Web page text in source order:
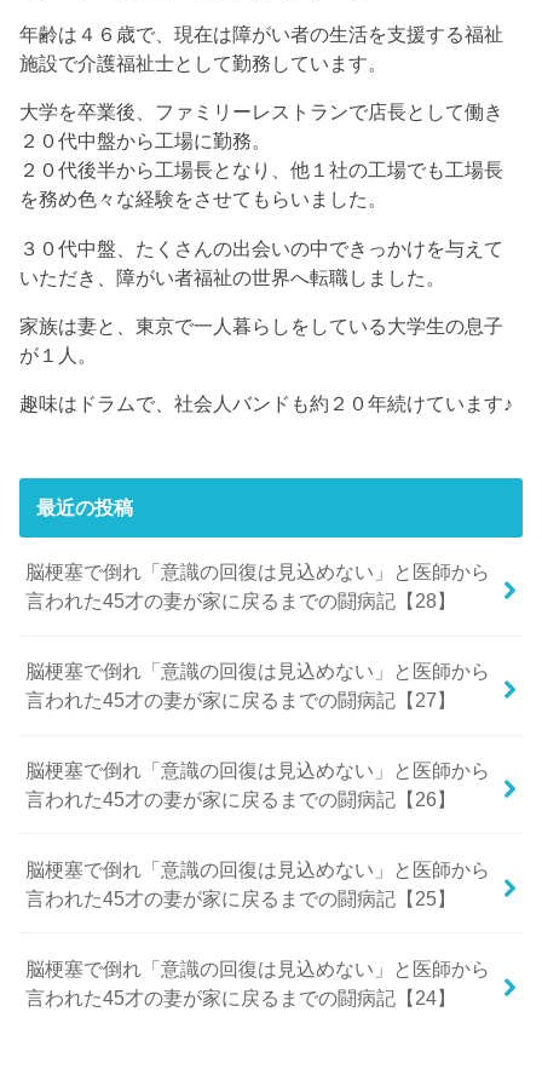
年齢は４６歳で、現在は障がい者の生活を支援する福祉
施設で介護福祉士として勤務しています。
大学を卒業後、ファミリーレストランで店長として働き
２０代中盤から工場に勤務。
２０代後半から工場長となり、他１社の工場でも工場長
を務め色々な経験をさせてもらいました。
３０代中盤、たくさんの出会いの中できっかけを与えて
いただき、障がい者福祉の世界へ転職しました。
家族は妻と、東京で一人暮らしをしている大学生の息子
が１人。
趣味はドラムで、社会人バンドも約２０年続けています♪
最近の投稿
脳梗塞で倒れ「意識の回復は見込めない」と医師から
言われた45才の妻が家に戻るまでの闘病記【28】
脳梗塞で倒れ「意識の回復は見込めない」と医師から
言われた45才の妻が家に戻るまでの闘病記【27】
脳梗塞で倒れ「意識の回復は見込めない」と医師から
言われた45才の妻が家に戻るまでの闘病記【26】
脳梗塞で倒れ「意識の回復は見込めない」と医師から
言われた45才の妻が家に戻るまでの闘病記【25】
脳梗塞で倒れ「意識の回復は見込めない」と医師から
言われた45才の妻が家に戻るまでの闘病記【24】